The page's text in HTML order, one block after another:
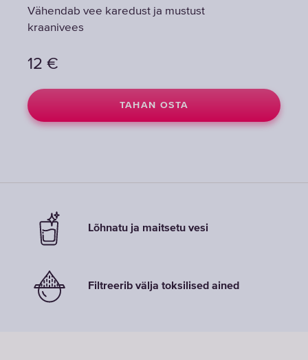
Vähendab vee karedust ja mustust
kraanivees
12 €
TAHAN OSTA
Vähendab vee karedust ja mustust
kraanivees
12 €
TAHAN OSTA
Vähendab vee karedust ja mustust
kraanivees
12 €
TAHAN OSTA
Lõhnatu ja maitsetu vesi
Filtreerib välja toksilised ained